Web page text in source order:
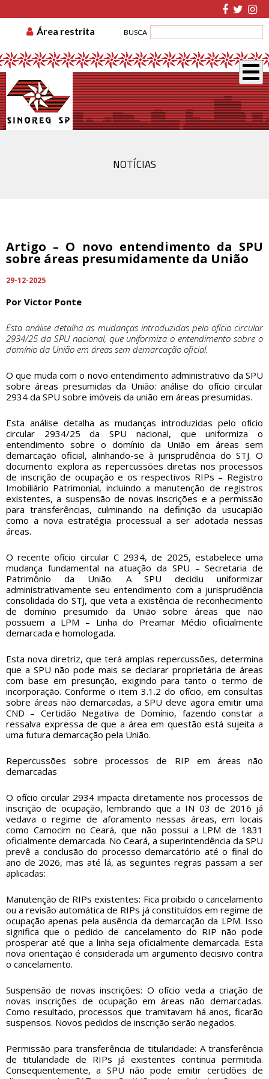
TABELA DE CUSTAS ASSOCIE-SE
GUIA DE
BUSCA
Área restrita
NOTÍCIAS
Artigo – O novo entendimento da SPU
sobre áreas presumidamente da União
29-12-2025
Por Victor Ponte
Esta análise detalha as mudanças introduzidas pelo ofício circular
2934/25 da SPU nacional, que uniformiza o entendimento sobre o
domínio da União em áreas sem demarcação oficial.
O que muda com o novo entendimento administrativo da SPU
sobre áreas presumidas da União: análise do ofício circular
2934 da SPU sobre imóveis da união em áreas presumidas.
Esta análise detalha as mudanças introduzidas pelo ofício
circular 2934/25 da SPU nacional, que uniformiza o
entendimento sobre o domínio da União em áreas sem
demarcação oficial, alinhando-se à jurisprudência do STJ. O
documento explora as repercussões diretas nos processos
de inscrição de ocupação e os respectivos RIPs – Registro
Imobiliário Patrimonial, incluindo a manutenção de registros
existentes, a suspensão de novas inscrições e a permissão
para transferências, culminando na definição da usucapião
como a nova estratégia processual a ser adotada nessas
áreas.
O recente ofício circular C 2934, de 2025, estabelece uma
mudança fundamental na atuação da SPU – Secretaria de
Patrimônio da União. A SPU decidiu uniformizar
administrativamente seu entendimento com a jurisprudência
consolidada do STJ, que veta a existência de reconhecimento
de domínio presumido da União sobre áreas que não
possuem a LPM – Linha do Preamar Médio oficialmente
demarcada e homologada.
Esta nova diretriz, que terá amplas repercussões, determina
que a SPU não pode mais se declarar proprietária de áreas
com base em presunção, exigindo para tanto o termo de
incorporação. Conforme o item 3.1.2 do ofício, em consultas
sobre áreas não demarcadas, a SPU deve agora emitir uma
CND – Certidão Negativa de Domínio, fazendo constar a
ressalva expressa de que a área em questão está sujeita a
uma futura demarcação pela União.
Repercussões sobre processos de RIP em áreas não
demarcadas
O ofício circular 2934 impacta diretamente nos processos de
inscrição de ocupação, lembrando que a IN 03 de 2016 já
vedava o regime de aforamento nessas áreas, em locais
como Camocim no Ceará, que não possui a LPM de 1831
oficialmente demarcada. No Ceará, a superintendência da SPU
prevê a conclusão do processo demarcatório até o final do
ano de 2026, mas até lá, as seguintes regras passam a ser
aplicadas:
Manutenção de RIPs existentes: Fica proibido o cancelamento
ou a revisão automática de RIPs já constituídos em regime de
ocupação apenas pela ausência da demarcação da LPM. Isso
significa que o pedido de cancelamento do RIP não pode
prosperar até que a linha seja oficialmente demarcada. Esta
nova orientação é considerada um argumento decisivo contra
o cancelamento.
Suspensão de novas inscrições: O ofício veda a criação de
novas inscrições de ocupação em áreas não demarcadas.
Como resultado, processos que tramitavam há anos, ficarão
suspensos. Novos pedidos de inscrição serão negados.
Permissão para transferência de titularidade: A transferência
de titularidade de RIPs já existentes continua permitida.
Consequentemente, a SPU não pode emitir certidões de